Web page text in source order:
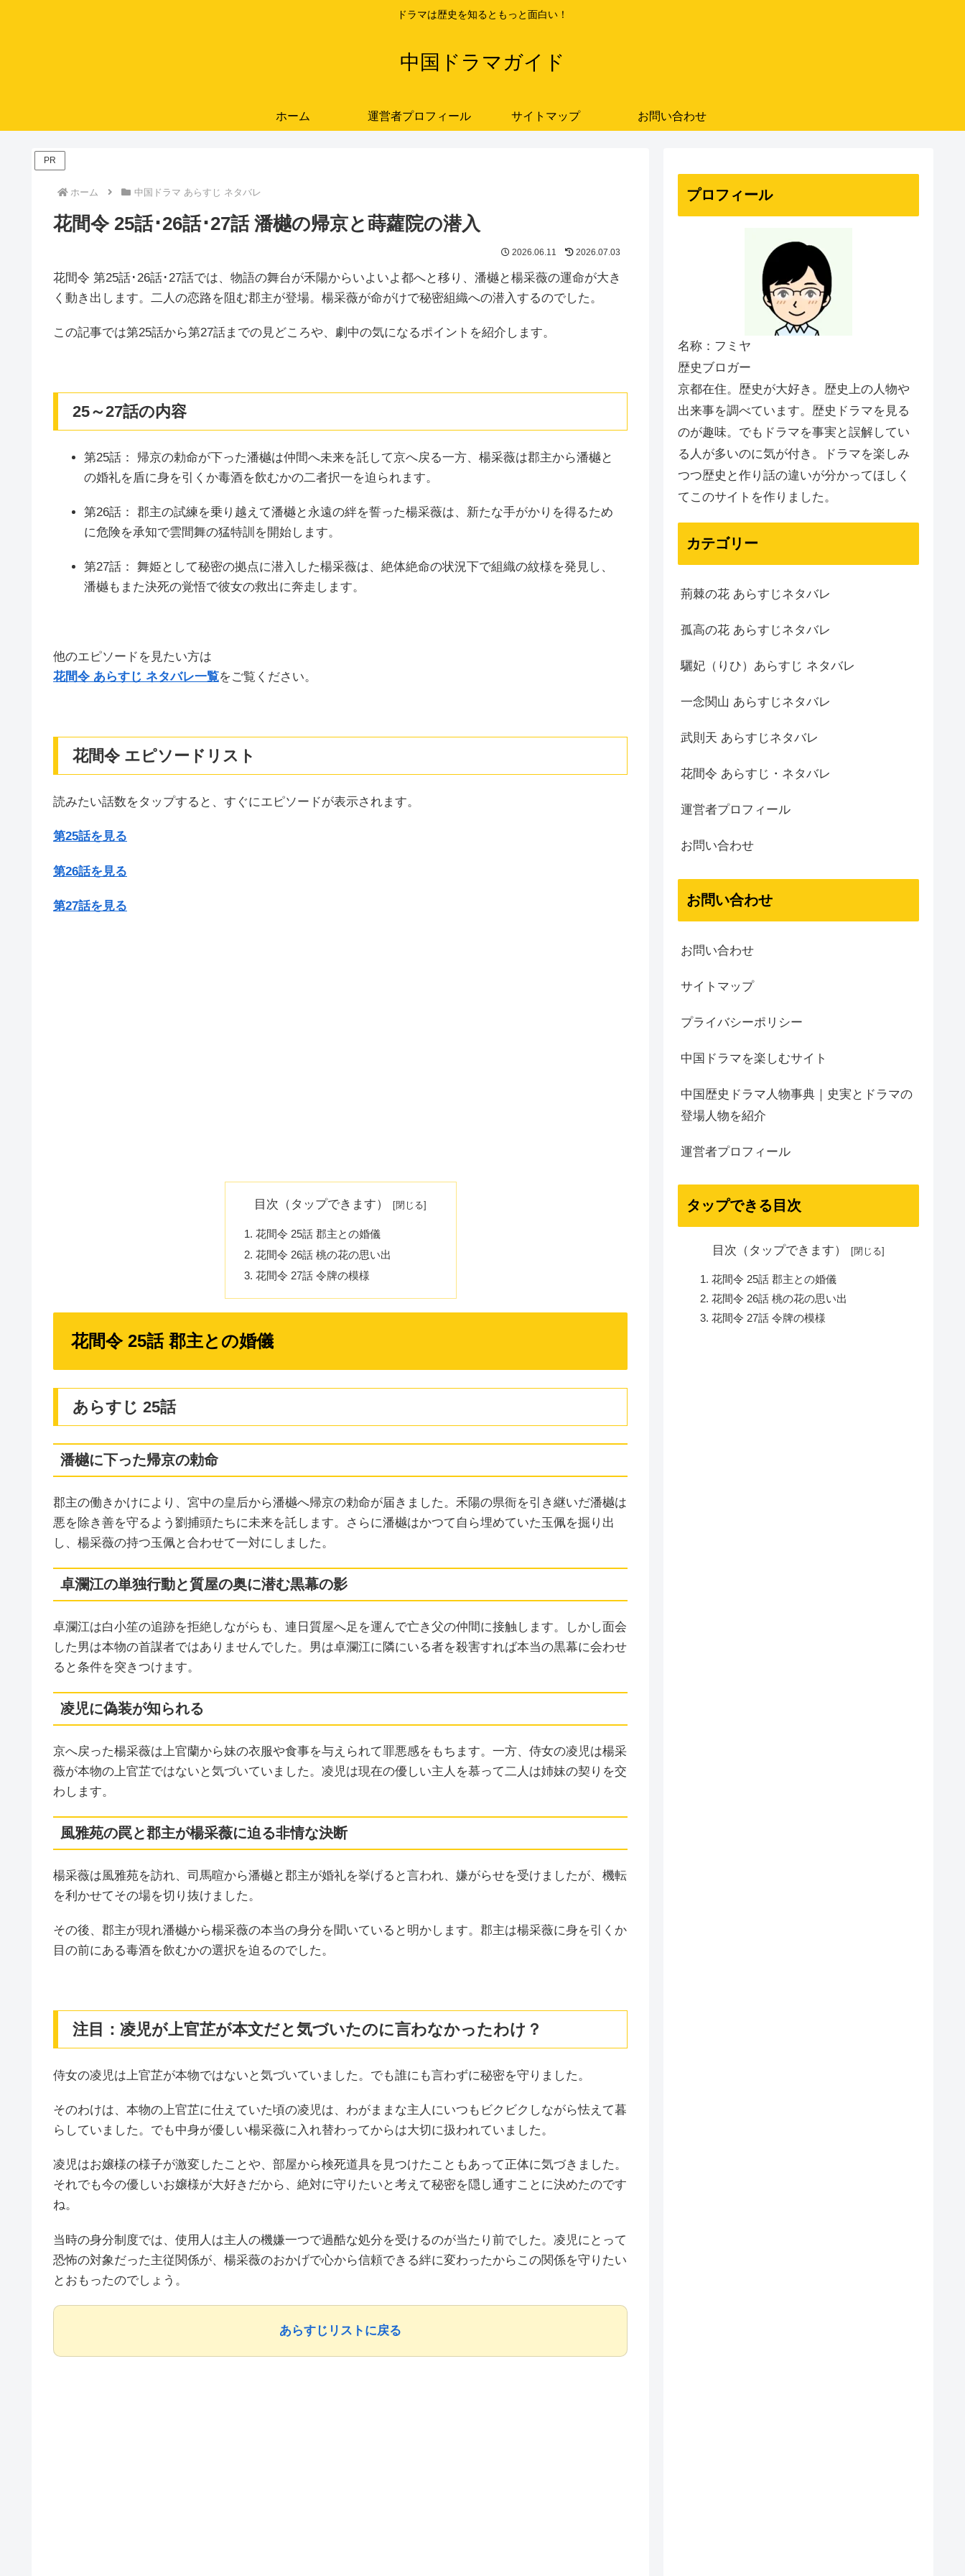
ドラマは歴史を知るともっと面白い！
中国ドラマガイド
ホーム 運営者プロフィール サイトマップ お問い合わせ
PR
ホーム 中国ドラマ あらすじ ネタバレ
花間令 25話･26話･27話 潘樾の帰京と蒔蘿院の潜入
2026.06.11 2026.07.03
花間令 第25話･26話･27話では、物語の舞台が禾陽からいよいよ都へと移り、潘樾と楊采薇の運命が大き
く動き出します。二人の恋路を阻む郡主が登場。楊采薇が命がけで秘密組織への潜入するのでした。
この記事では第25話から第27話までの見どころや、劇中の気になるポイントを紹介します。
25～27話の内容
第25話： 帰京の勅命が下った潘樾は仲間へ未来を託して京へ戻る一方、楊采薇は郡主から潘樾と
の婚礼を盾に身を引くか毒酒を飲むかの二者択一を迫られます。
第26話： 郡主の試練を乗り越えて潘樾と永遠の絆を誓った楊采薇は、新たな手がかりを得るため
に危険を承知で雲間舞の猛特訓を開始します。
第27話： 舞姫として秘密の拠点に潜入した楊采薇は、絶体絶命の状況下で組織の紋様を発見し、
潘樾もまた決死の覚悟で彼女の救出に奔走します。
他のエピソードを見たい方は
花間令 あらすじ ネタバレ一覧をご覧ください。
花間令 エピソードリスト
読みたい話数をタップすると、すぐにエピソードが表示されます。
第25話を見る
第26話を見る
第27話を見る
目次（タップできます）
花間令 25話 郡主との婚儀
花間令 26話 桃の花の思い出
花間令 27話 令牌の模様
花間令 25話 郡主との婚儀
あらすじ 25話
潘樾に下った帰京の勅命
郡主の働きかけにより、宮中の皇后から潘樾へ帰京の勅命が届きました。禾陽の県衙を引き継いだ潘樾は
悪を除き善を守るよう劉捕頭たちに未来を託します。さらに潘樾はかつて自ら埋めていた玉佩を掘り出
し、楊采薇の持つ玉佩と合わせて一対にしました。
卓瀾江の単独行動と質屋の奥に潜む黒幕の影
卓瀾江は白小笙の追跡を拒絶しながらも、連日質屋へ足を運んで亡き父の仲間に接触します。しかし面会
した男は本物の首謀者ではありませんでした。男は卓瀾江に隣にいる者を殺害すれば本当の黒幕に会わせ
ると条件を突きつけます。
凌児に偽装が知られる
京へ戻った楊采薇は上官蘭から妹の衣服や食事を与えられて罪悪感をもちます。一方、侍女の凌児は楊采
薇が本物の上官芷ではないと気づいていました。凌児は現在の優しい主人を慕って二人は姉妹の契りを交
わします。
風雅苑の罠と郡主が楊采薇に迫る非情な決断
楊采薇は風雅苑を訪れ、司馬暄から潘樾と郡主が婚礼を挙げると言われ、嫌がらせを受けましたが、機転
を利かせてその場を切り抜けました。
その後、郡主が現れ潘樾から楊采薇の本当の身分を聞いていると明かします。郡主は楊采薇に身を引くか
目の前にある毒酒を飲むかの選択を迫るのでした。
注目：凌児が上官芷が本文だと気づいたのに言わなかったわけ？
侍女の凌児は上官芷が本物ではないと気づいていました。でも誰にも言わずに秘密を守りました。
そのわけは、本物の上官芷に仕えていた頃の凌児は、わがままな主人にいつもビクビクしながら怯えて暮
らしていました。でも中身が優しい楊采薇に入れ替わってからは大切に扱われていました。
凌児はお嬢様の様子が激変したことや、部屋から検死道具を見つけたこともあって正体に気づきました。
それでも今の優しいお嬢様が大好きだから、絶対に守りたいと考えて秘密を隠し通すことに決めたのです
ね。
当時の身分制度では、使用人は主人の機嫌一つで過酷な処分を受けるのが当たり前でした。凌児にとって
恐怖の対象だった主従関係が、楊采薇のおかげで心から信頼できる絆に変わったからこの関係を守りたい
とおもったのでしょう。
あらすじリストに戻る
プロフィール
名称：フミヤ
歴史ブロガー
京都在住。歴史が大好き。歴史上の人物や
出来事を調べています。歴史ドラマを見る
のが趣味。でもドラマを事実と誤解してい
る人が多いのに気が付き。ドラマを楽しみ
つつ歴史と作り話の違いが分かってほしく
てこのサイトを作りました。
カテゴリー
荊棘の花 あらすじネタバレ
孤高の花 あらすじネタバレ
驪妃（りひ）あらすじ ネタバレ
一念関山 あらすじネタバレ
武則天 あらすじネタバレ
花間令 あらすじ・ネタバレ
運営者プロフィール
お問い合わせ
お問い合わせ
お問い合わせ
サイトマップ
プライバシーポリシー
中国ドラマを楽しむサイト
中国歴史ドラマ人物事典｜史実とドラマの
登場人物を紹介
運営者プロフィール
タップできる目次
目次（タップできます）
花間令 25話 郡主との婚儀
花間令 26話 桃の花の思い出
花間令 27話 令牌の模様